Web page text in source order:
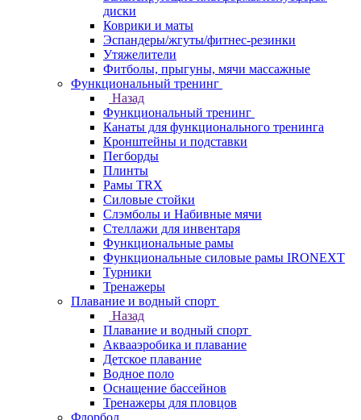
диски
Коврики и маты
Эспандеры/жгуты/фитнес-резинки
Утяжелители
Фитболы, прыгуны, мячи массажные
Функциональный тренинг
Назад
Функциональный тренинг
Канаты для функционального тренинга
Кронштейны и подставки
Пегборды
Плинты
Рамы TRX
Силовые стойки
Слэмболы и Набивные мячи
Стеллажи для инвентаря
Функциональные рамы
Функциональные силовые рамы IRONEXT
Турники
Тренажеры
Плавание и водный спорт
Назад
Плавание и водный спорт
Аквааэробика и плавание
Детское плавание
Водное поло
Оснащение бассейнов
Тренажеры для пловцов
Флорбол